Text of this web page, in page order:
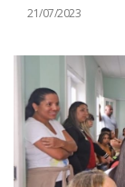
21/07/2023